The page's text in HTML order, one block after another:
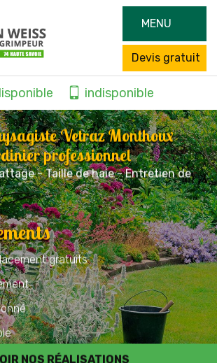
MENU
Devis gratuit
indisponible
Vetraz Monthoux
professionnel
- Taille de haie - Entretien de
NOS RÉALISATIONS
gratuits